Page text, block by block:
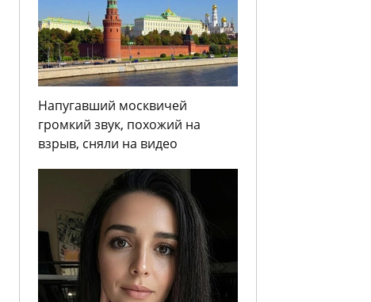
Напугавший москвичей
громкий звук, похожий на
взрыв, сняли на видео